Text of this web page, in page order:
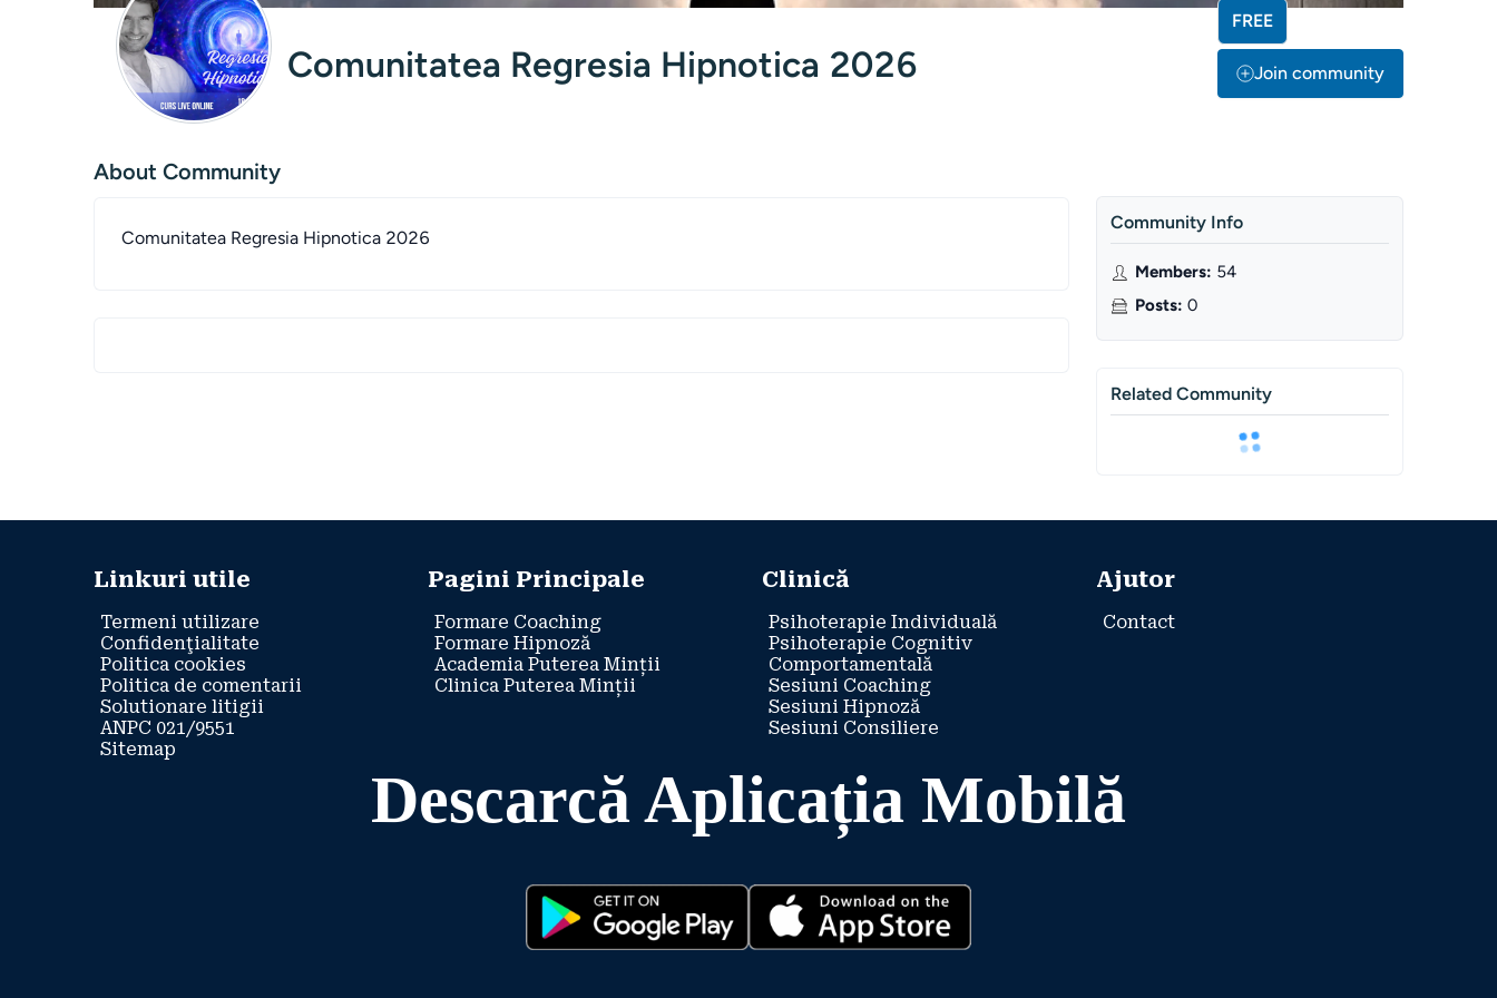
Comunitatea Regresia Hipnotica 2026
FREE
Join community
About Community
Comunitatea Regresia Hipnotica 2026
Community Info
Members: 54
Posts: 0
Related Community
Linkuri utile
Termeni utilizare
Confidenţialitate
Politica cookies
Politica de comentarii
Solutionare litigii
ANPC 021/9551
Sitemap
Pagini Principale
Formare Coaching
Formare Hipnoză
Academia Puterea Minții
Clinica Puterea Minții
Clinică
Psihoterapie Individuală
Psihoterapie Cognitiv
Comportamentală
Sesiuni Coaching
Sesiuni Hipnoză
Sesiuni Consiliere
Ajutor
Contact
Descarcă Aplicația Mobilă